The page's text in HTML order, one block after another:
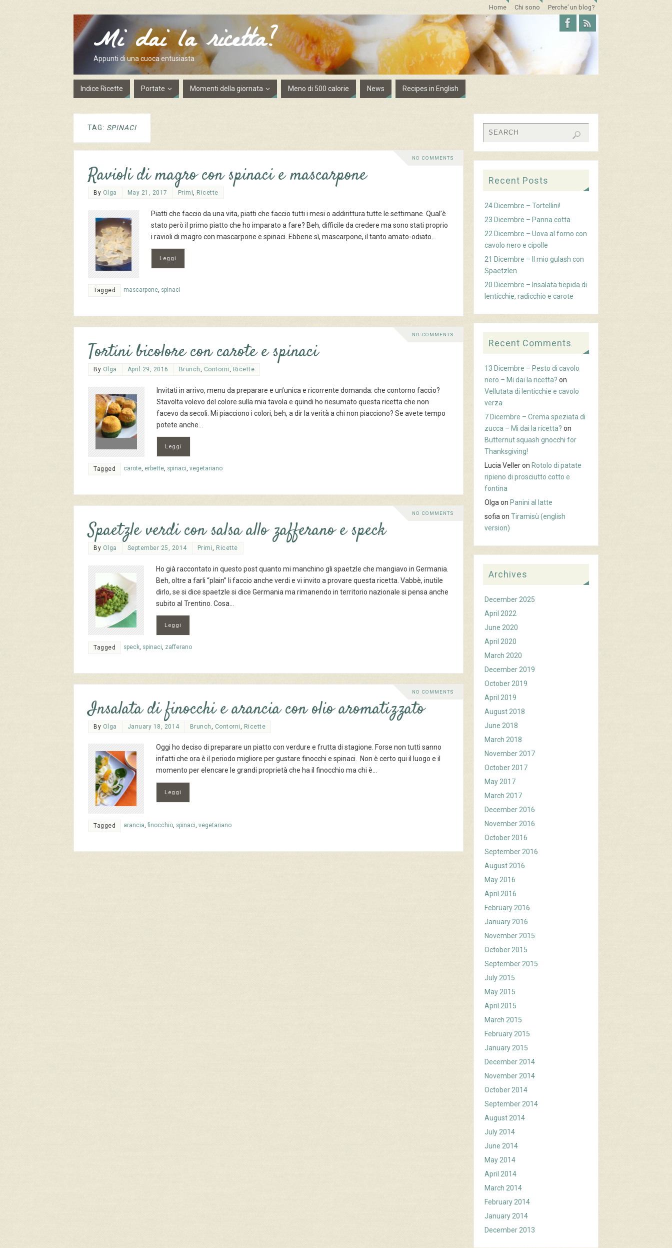
Home Chi sono Perche’ un blog?
Mi dai la ricetta?
Appunti di una cuoca entusiasta
Indice Ricette Portate Momenti della giornata Meno di 500 calorie News Recipes in English
TAG: SPINACI
NO COMMENTS
Ravioli di magro con spinaci e mascarpone
By Olga May 21, 2017 Primi, Ricette
Piatti che faccio da una vita, piatti che faccio tutti i mesi o addirittura tutte le settimane. Qual’è
stato però il primo piatto che ho imparato a fare? Beh, difficile da credere ma sono stati proprio
i ravioli di magro con mascarpone e spinaci. Ebbene sì, mascarpone, il tanto amato-odiato…
Leggi
Tagged mascarpone spinaci
NO COMMENTS
Tortini bicolore con carote e spinaci
By Olga April 29, 2016 Brunch Contorni Ricette
Invitati in arrivo, menu da preparare e un’unica e ricorrente domanda: che contorno faccio?
Stavolta volevo del colore sulla mia tavola e quindi ho riesumato questa ricetta che non
facevo da secoli. Mi piacciono i colori, beh, a dir la verità a chi non piacciono? Se avete tempo
potete anche…
Leggi
Tagged carote erbette spinaci vegetariano
NO COMMENTS
Spaetzle verdi con salsa allo zafferano e speck
By Olga September 25, 2014 Primi Ricette
Ho già raccontato in questo post quanto mi manchino gli spaetzle che mangiavo in Germania.
Beh, oltre a farli “plain” li faccio anche verdi e vi invito a provare questa ricetta. Vabbè, inutile
dirlo, se si dice spaetzle si dice Germania ma rimanendo in territorio nazionale si pensa anche
subito al Trentino. Cosa…
Leggi
Tagged speck spinaci zafferano
NO COMMENTS
Insalata di finocchi e arancia con olio aromatizzato
By Olga January 18, 2014 Brunch Contorni Ricette
Oggi ho deciso di preparare un piatto con verdure e frutta di stagione. Forse non tutti sanno
infatti che ora è il periodo migliore per gustare finocchi e spinaci. Non è certo qui il luogo e il
momento per elencare le grandi proprietà che ha il finocchio ma chi è…
Leggi
Tagged arancia, finocchio, spinaci, vegetariano
Recent Posts
24 Dicembre – Tortellini!
23 Dicembre – Panna cotta
22 Dicembre – Uova al forno con
cavolo nero e cipolle
21 Dicembre – Il mio gulash con
Spaetzlen
20 Dicembre – Insalata tiepida di
lenticchie, radicchio e carote
Recent Comments
13 Dicembre – Pesto di cavolo
nero – Mi dai la ricetta? on
Vellutata di lenticchie e cavolo
verza
7 Dicembre – Crema speziata di
zucca – Mi dai la ricetta? on
Butternut squash gnocchi for
Thanksgiving!
Lucia VelleronRotolo di patate
ripieno di prosciutto cotto e
fontina
Olga onPanini al latte
sofia onTiramisù (english
version)
Archives
December 2025
April 2022
June 2020
April 2020
March 2020
December 2019
October 2019
April 2019
August 2018
June 2018
March 2018
November 2017
October 2017
May 2017
March 2017
December 2016
November 2016
October 2016
September 2016
August 2016
May 2016
April 2016
February 2016
January 2016
November 2015
October 2015
September 2015
July 2015
May 2015
April 2015
March 2015
February 2015
January 2015
December 2014
November 2014
October 2014
September 2014
August 2014
July 2014
June 2014
May 2014
April 2014
March 2014
February 2014
January 2014
December 2013